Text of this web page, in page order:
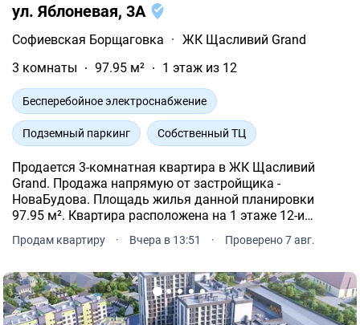
ул. Яблоневая, 3А
Софиевская Борщаговка · ЖК Щасливий Grand
3 комнаты
97.95 м² 1 этаж из 12
Бесперебойное электроснабжение
Подземный паркинг Собственный ТЦ
Продается 3-комнатная квартира в ЖК Щасливий
Grand. Продажа напрямую от застройщика -
НоваБудова. Площадь жилья данной планировки
97.95 м². Квартира расположена на 1 этаже 12-и
адресу: Софиевская Борщаговка, Яблоневая, 3А.
Продам квартиру · Вчера в 13:51 · Проверено 7 авг.